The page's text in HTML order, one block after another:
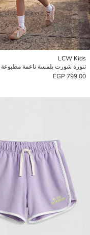
LCW Kids
799.00 EGP